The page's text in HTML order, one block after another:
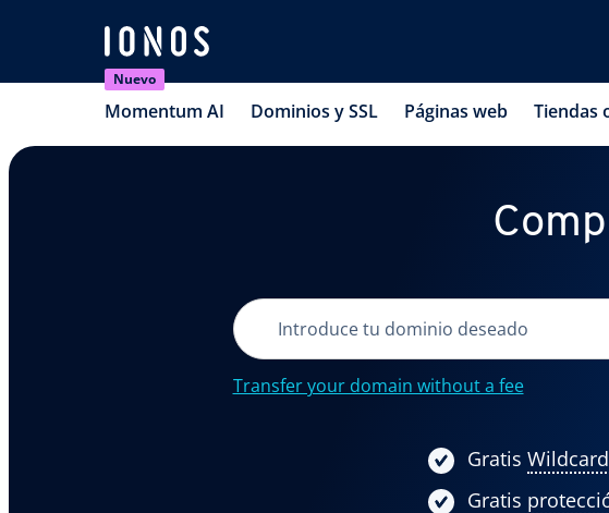
Nuevo
Momentum AI Dominios y SSL Páginas web Tiendas
Transfer your domain without a fee
Gratis Wildcard
Gratis